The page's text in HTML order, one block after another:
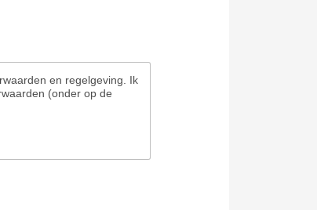
en regelgeving. Ik
(onder op de